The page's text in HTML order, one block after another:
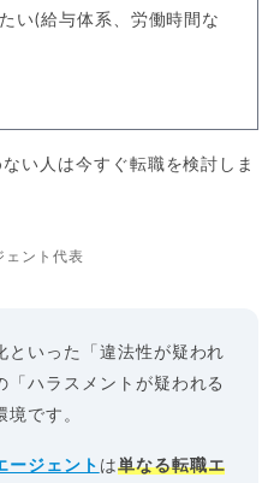
い(給与体系、労働時間な
い人は今すぐ転職を検討しま
ェント代表
といった「違法性が疑われ
「ハラスメントが疑われる
です。
ージェント は単なる転職エ